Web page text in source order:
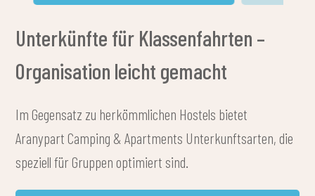
Unterkünfte für Klassenfahrten –
Organisation leicht gemacht
Im Gegensatz zu herkömmlichen Hostels bietet
Aranypart Camping & Apartments Unterkunftsarten, die
speziell für Gruppen optimiert sind.